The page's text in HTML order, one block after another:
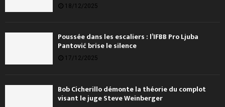
18/12/2025
Poussée dans les escaliers : l’IFBB Pro Ljuba
Pantović brise le silence
17/12/2025
Bob Cicherillo démonte la théorie du complot
visant le juge Steve Weinberger